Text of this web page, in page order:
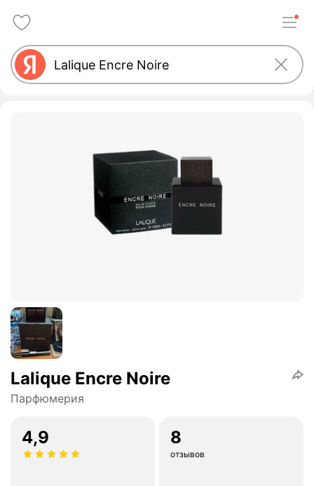
Lalique Encre Noire
Парфюмерия
4,9 8
отзывов